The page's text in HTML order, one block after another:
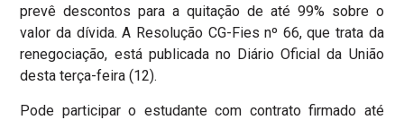
prevê descontos para a quitação de até 99% sobre o
valor da dívida. A Resolução CG-Fies nº 66, que trata da
renegociação, está publicada no Diário Oficial da União
desta terça-feira (12).
Pode participar o estudante com contrato firmado até